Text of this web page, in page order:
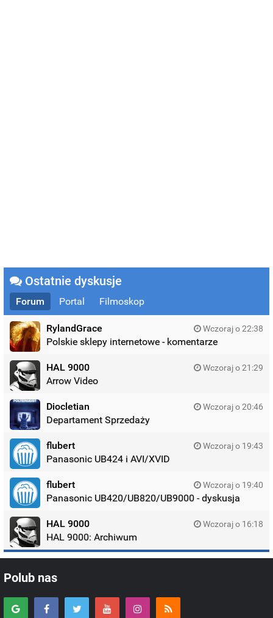
Ostatnie dyskusje
Forum Portal Filmoskop
RylandGrace Wczoraj o 22:38
Polskie sklepy internetowe - komentarze
HAL 9000 Wczoraj o 21:29
Arrow Video
Diocletian Wczoraj o 20:46
Departament Sprzedaży
flubert Wczoraj o 19:43
Panasonic UB424 i AVI/XVID
flubert Wczoraj o 19:40
Panasonic UB420/UB820/UB9000 - dyskusja
HAL 9000 Wczoraj o 16:18
HAL 9000: Archiwum
Polub nas